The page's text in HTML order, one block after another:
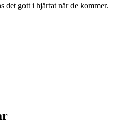
det gott i hjärtat när de kommer.